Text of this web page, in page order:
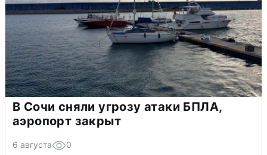
В Сочи сняли угрозу атаки БПЛА,
аэропорт закрыт
6 августа 0